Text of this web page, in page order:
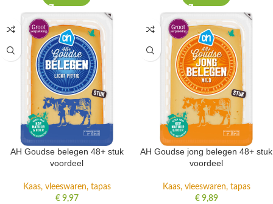
AH Goudse belegen 48+ stuk
voordeel
Kaas, vleeswaren, tapas
€9,97
AH Goudse jong belegen 48+ stuk
voordeel
Kaas, vleeswaren, tapas
€9,89